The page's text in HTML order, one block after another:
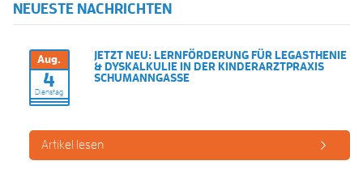
NEUESTE NACHRICHTEN
Aug.
4
Dienstag
JETZT NEU: LERNFÖRDERUNG FÜR LEGASTHENIE
& DYSKALKULIE IN DER KINDERARZTPRAXIS
SCHUMANNGASSE
Artikel lesen